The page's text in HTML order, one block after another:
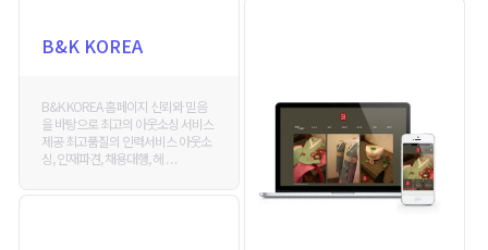
B&K KOREA
B&K KOREA 홈페이지 신뢰와 믿음
을 바탕으로 최고의 아웃소싱 서비스
제공 최고품질의 인력서비스 아웃소
싱, 인재파견, 채용대행, 헤 . . .